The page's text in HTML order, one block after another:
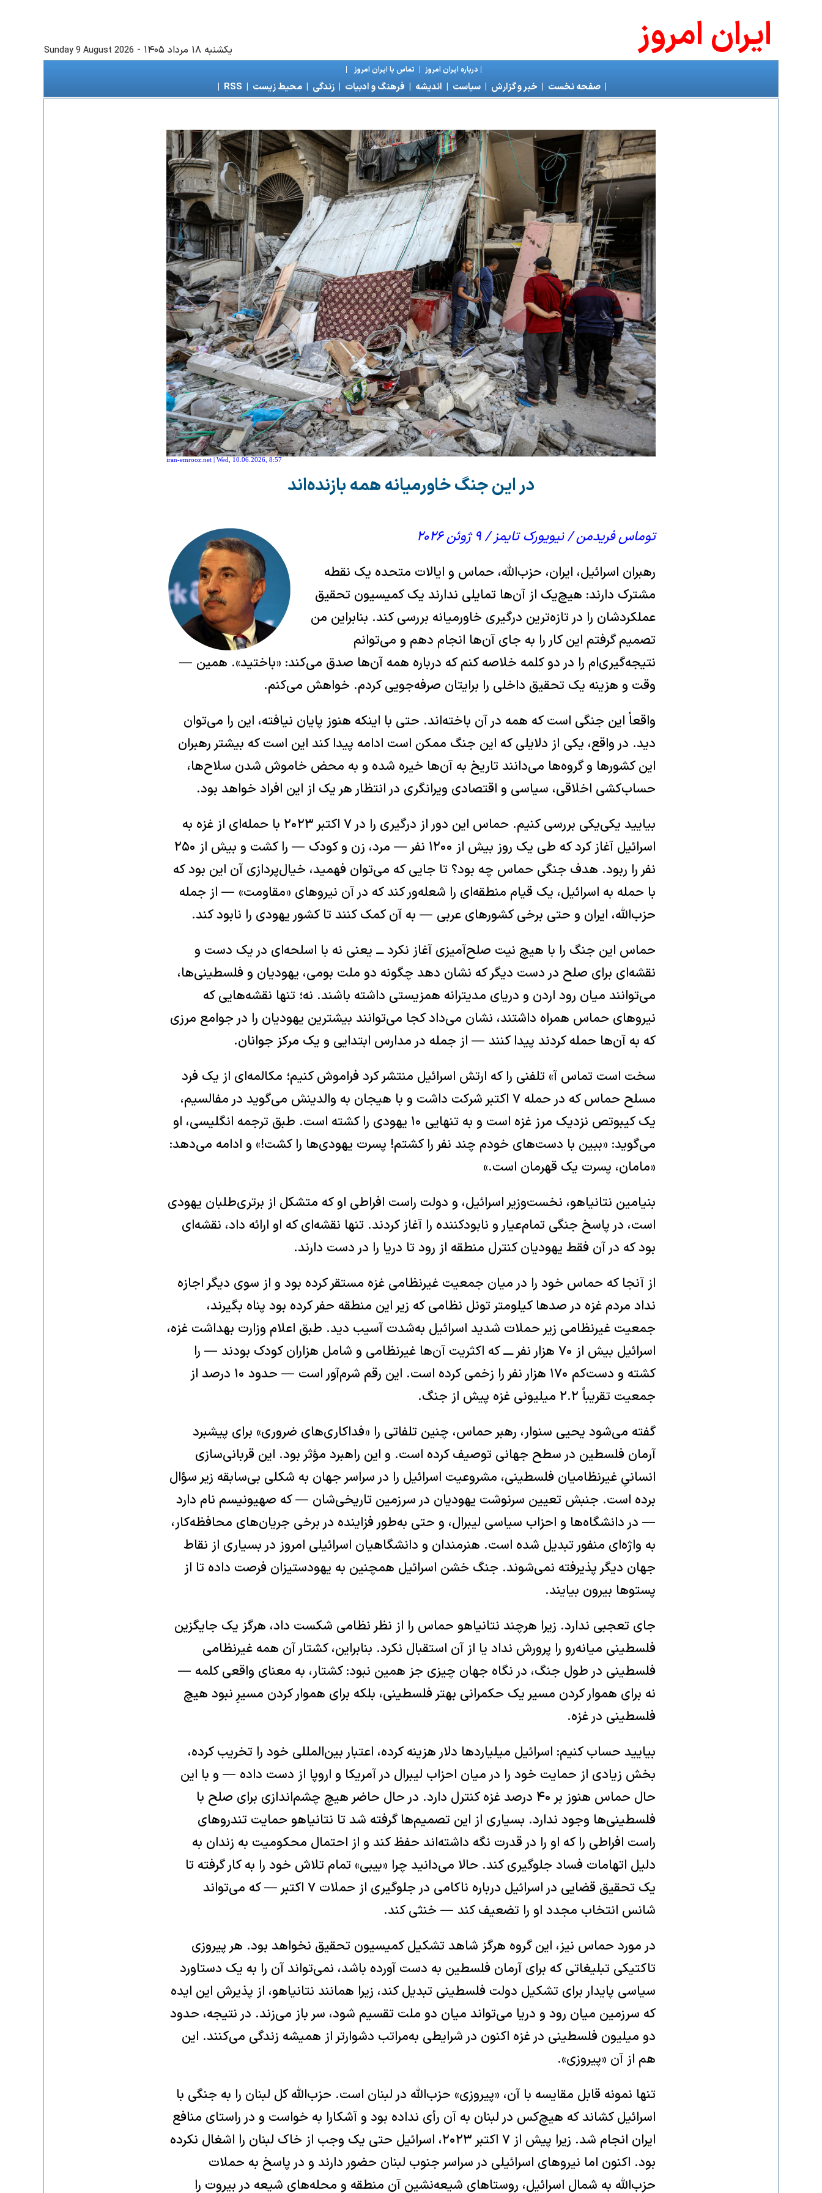
يكشنبه ۱۸ مرداد ۱۴۰۵ -
Sunday 9 August 2026 ايران امروز
|درباره ايران امروز | تماس با ايران امروز |
| صفحه نخست | خبر و گزارش | سياست | انديشه | فرهنگ و ادبيات | زندگی | محیط زیست |
RSS
|
iran-emrooz.net | Wed, 10.06.2026, 8:57
در این جنگ خاورمیانه همه بازنده‌اند
توماس فریدمن / نیویورک تایمز / ۹ ژوئن ۲۰۲۶
رهبران اسرائیل، ایران، حزب‌الله، حماس و ایالات متحده یک نقطه
مشترک دارند: هیچ‌یک از آن‌ها تمایلی ندارند یک کمیسیون تحقیق
عملکردشان را در تازه‌ترین درگیری خاورمیانه بررسی کند. بنابراین من
تصمیم گرفتم این کار را به جای آن‌ها انجام دهم و می‌توانم
نتیجه‌گیری‌ام را در دو کلمه خلاصه کنم که درباره همه آن‌ها صدق می‌کند: «باختید». همین —
وقت و هزینه یک تحقیق داخلی را برایتان صرفه‌جویی کردم. خواهش می‌کنم.
واقعاً این جنگی است که همه در آن باخته‌اند. حتی با اینکه هنوز پایان نیافته، این را می‌توان
دید. در واقع، یکی از دلایلی که این جنگ ممکن است ادامه پیدا کند این است که بیشتر رهبران
این کشورها و گروه‌ها می‌دانند تاریخ به آن‌ها خیره شده و به محض خاموش شدن سلاح‌ها،
حساب‌کشی اخلاقی، سیاسی و اقتصادی ویرانگری در انتظار هر یک از این افراد خواهد بود.
بیایید یکی‌یکی بررسی کنیم. حماس این دور از درگیری را در ۷ اکتبر ۲۰۲۳ با حمله‌ای از غزه به
اسرائیل آغاز کرد که طی یک روز بیش از ۱۲۰۰ نفر — مرد، زن و کودک — را کشت و بیش از ۲۵۰
نفر را ربود. هدف جنگی حماس چه بود؟ تا جایی که می‌توان فهمید، خیال‌پردازی آن این بود که
با حمله به اسرائیل، یک قیام منطقه‌ای را شعله‌ور کند که در آن نیروهای «مقاومت» — از جمله
حزب‌الله، ایران و حتی برخی کشورهای عربی — به آن کمک کنند تا کشور یهودی را نابود کند.
حماس این جنگ را با هیچ نیت صلح‌آمیزی آغاز نکرد ـــ یعنی نه با اسلحه‌ای در یک دست و
نقشه‌ای برای صلح در دست دیگر که نشان دهد چگونه دو ملت بومی، یهودیان و فلسطینی‌ها،
می‌توانند میان رود اردن و دریای مدیترانه همزیستی داشته باشند. نه؛ تنها نقشه‌هایی که
نیروهای حماس همراه داشتند، نشان می‌داد کجا می‌توانند بیشترین یهودیان را در جوامع مرزی
که به آن‌ها حمله کردند پیدا کنند — از جمله در مدارس ابتدایی و یک مرکز جوانان.
سخت است تماس آ» تلفنی را که ارتش اسرائیل منتشر کرد فراموش کنیم؛ مکالمه‌ای از یک فرد
مسلح حماس که در حمله ۷ اکتبر شرکت داشت و با هیجان به والدینش می‌گوید در مفالسیم،
یک کیبوتص نزدیک مرز غزه است و به تنهایی ۱۰ یهودی را کشته است. طبق ترجمه انگلیسی، او
می‌گوید: «ببین با دست‌های خودم چند نفر را کشتم! پسرت یهودی‌ها را کشت!» و ادامه می‌دهد:
«مامان، پسرت یک قهرمان است.»
بنیامین نتانیاهو، نخست‌وزیر اسرائیل، و دولت راست افراطی او که متشکل از برتری‌طلبان یهودی
است، در پاسخ جنگی تمام‌عیار و نابودکننده را آغاز کردند. تنها نقشه‌ای که او ارائه داد، نقشه‌ای
بود که در آن فقط یهودیان کنترل منطقه از رود تا دریا را در دست دارند.
از آنجا که حماس خود را در میان جمعیت غیرنظامی غزه مستقر کرده بود و از سوی دیگر اجازه
نداد مردم غزه در صدها کیلومتر تونل نظامی که زیر این منطقه حفر کرده بود پناه بگیرند،
جمعیت غیرنظامی زیر حملات شدید اسرائیل به‌شدت آسیب دید. طبق اعلام وزارت بهداشت غزه،
اسرائیل بیش از ۷۰ هزار نفر ــــ که اکثریت آن‌ها غیرنظامی و شامل هزاران کودک بودند — را
کشته و دست‌کم ۱۷۰ هزار نفر را زخمی کرده است. این رقم شرم‌آور است — حدود ۱۰ درصد از
جمعیت تقریباً ۲.۲ میلیونی غزه پیش از جنگ.
گفته می‌شود یحیی سنوار، رهبر حماس، چنین تلفاتی را «فداکاری‌های ضروری» برای پیشبرد
آرمان فلسطین در سطح جهانی توصیف کرده است. و این راهبرد مؤثر بود. این قربانی‌سازی
انسانیِ غیرنظامیان فلسطینی، مشروعیت اسرائیل را در سراسر جهان به شکلی بی‌سابقه زیر سؤال
برده است. جنبش تعیین سرنوشت یهودیان در سرزمین تاریخی‌شان — که صهیونیسم نام دارد
— در دانشگاه‌ها و احزاب سیاسی لیبرال، و حتی به‌طور فزاینده در برخی جریان‌های محافظه‌کار،
به واژه‌ای منفور تبدیل شده است. هنرمندان و دانشگاهیان اسرائیلی امروز در بسیاری از نقاط
جهان دیگر پذیرفته نمی‌شوند. جنگ خشن اسرائیل همچنین به یهودستیزان فرصت داده تا از
پستوها بیرون بیایند.
جای تعجبی ندارد. زیرا هرچند نتانیاهو حماس را از نظر نظامی شکست داد، هرگز یک جایگزین
فلسطینی میانه‌رو را پرورش نداد یا از آن استقبال نکرد. بنابراین، کشتار آن همه غیرنظامی
فلسطینی در طول جنگ، در نگاه جهان چیزی جز همین نبود: کشتار، به معنای واقعی کلمه —
نه برای هموار کردن مسیر یک حکمرانی بهتر فلسطینی، بلکه برای هموار کردن مسیرِ نبود هیچ
فلسطینی در غزه.
بیایید حساب کنیم: اسرائیل میلیاردها دلار هزینه کرده، اعتبار بین‌المللی خود را تخریب کرده،
بخش زیادی از حمایت خود را در میان احزاب لیبرال در آمریکا و اروپا از دست داده — و با این
حال حماس هنوز بر ۴۰ درصد غزه کنترل دارد. در حال حاضر هیچ چشم‌اندازی برای صلح با
فلسطینی‌ها وجود ندارد. بسیاری از این تصمیم‌ها گرفته شد تا نتانیاهو حمایت تندروهای
راست افراطی را که او را در قدرت نگه داشته‌اند حفظ کند و از احتمال محکومیت به زندان به
دلیل اتهامات فساد جلوگیری کند. حالا می‌دانید چرا «بیبی» تمام تلاش خود را به کار گرفته تا
یک تحقیق قضایی در اسرائیل درباره ناکامی در جلوگیری از حملات ۷ اکتبر — که می‌تواند
شانس انتخاب مجدد او را تضعیف کند — خنثی کند.
در مورد حماس نیز، این گروه هرگز شاهد تشکیل کمیسیون تحقیق نخواهد بود. هر پیروزی
تاکتیکی تبلیغاتی که برای آرمان فلسطین به دست آورده باشد، نمی‌تواند آن را به یک دستاورد
سیاسی پایدار برای تشکیل دولت فلسطینی تبدیل کند، زیرا همانند نتانیاهو، از پذیرش این ایده
که سرزمین میان رود و دریا می‌تواند میان دو ملت تقسیم شود، سر باز می‌زند. در نتیجه، حدود
دو میلیون فلسطینی در غزه اکنون در شرایطی به‌مراتب دشوارتر از همیشه زندگی می‌کنند. این
هم از آن «پیروزی».
تنها نمونه قابل مقایسه با آن، «پیروزی» حزب‌الله در لبنان است. حزب‌الله کل لبنان را به جنگی با
اسرائیل کشاند که هیچ‌کس در لبنان به آن رأی نداده بود و آشکارا به خواست و در راستای منافع
ایران انجام شد. زیرا پیش از ۷ اکتبر ۲۰۲۳، اسرائیل حتی یک وجب از خاک لبنان را اشغال نکرده
بود. اکنون اما نیروهای اسرائیلی در سراسر جنوب لبنان حضور دارند و در پاسخ به حملات
حزب‌الله به شمال اسرائیل، روستاهای شیعه‌نشین آن منطقه و محله‌های شیعه در بیروت را